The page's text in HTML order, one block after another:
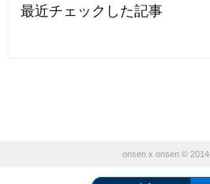
最近チェックした記事
onsen x onsen ©